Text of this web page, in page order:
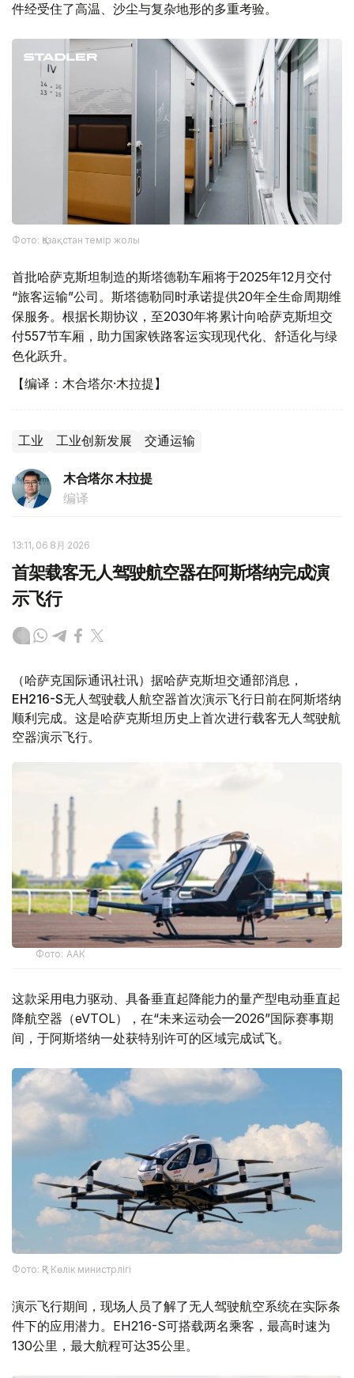
件经受住了高温、沙尘与复杂地形的多重考验。
Фото: Қазақстан темір жолы
首批哈萨克斯坦制造的斯塔德勒车厢将于2025年12月交付
“旅客运输”公司。斯塔德勒同时承诺提供20年全生命周期维
保服务。根据长期协议，至2030年将累计向哈萨克斯坦交
付557节车厢，助力国家铁路客运实现现代化、舒适化与绿
色化跃升。
【编译：木合塔尔·木拉提】
工业 工业创新发展 交通运输
木合塔尔 木拉提
编译
13:11, 06 8月 2026
首架载客无人驾驶航空器在阿斯塔纳完成演
示飞行
（哈萨克国际通讯社讯）据哈萨克斯坦交通部消息，
EH216-S无人驾驶载人航空器首次演示飞行日前在阿斯塔纳
顺利完成。这是哈萨克斯坦历史上首次进行载客无人驾驶航
空器演示飞行。
Фото: ААК
这款采用电力驱动、具备垂直起降能力的量产型电动垂直起
降航空器（eVTOL），在“未来运动会—2026”国际赛事期
间，于阿斯塔纳一处获特别许可的区域完成试飞。
Фото: ҚР Көлік министрлігі
演示飞行期间，现场人员了解了无人驾驶航空系统在实际条
件下的应用潜力。EH216-S可搭载两名乘客，最高时速为
130公里，最大航程可达35公里。